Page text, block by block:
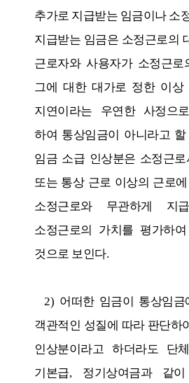
추가로 지급받는 임금이나 소
지급받는 임금은 소정근로의
근로자와 사용자가 소정근로
그에 대한 대가로 정한 이상
지연이라는 우연한 사정으
하여 통상임금이 아니라고
임금 소급 인상분은 소정근
또는 통상 근로 이상의 근로
소정근로와 무관하게 지
소정근로의 가치를 평가하
것으로 보인다.
2) 어떠한 임금이 통상임
객관적인 성질에 따라 판단하
인상분이라고 하더라도 단
기본급, 정기상여금과 같